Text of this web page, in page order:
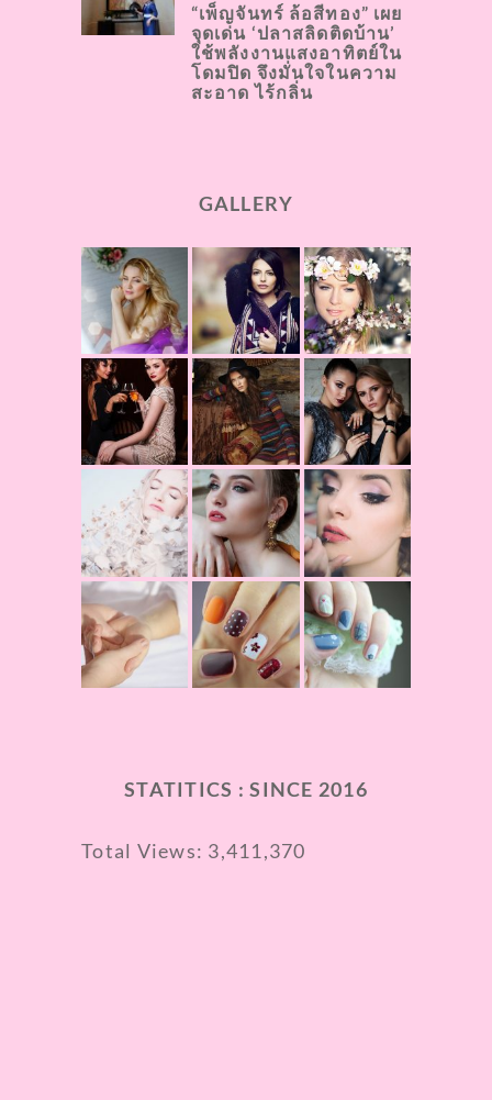
“เพ็ญจันทร์ ล้อสีทอง” เผย
จุดเด่น ‘ปลาสลิดติดบ้าน’
ใช้พลังงานแสงอาทิตย์ใน
โดมปิด จึงมั่นใจในความ
สะอาด ไร้กลิ่น
GALLERY
STATITICS : SINCE 2016
Total Views: 3,411,370